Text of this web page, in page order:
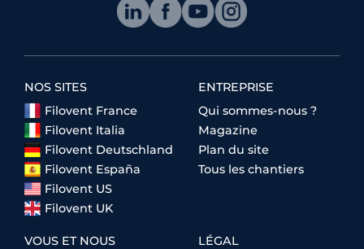
NOS SITES
Filovent France
Filovent Italia
Filovent Deutschland
Filovent España
Filovent US
Filovent UK
ENTREPRISE
Qui sommes-nous ?
Magazine
Plan du site
Tous les chantiers
VOUS ET NOUS
LÉGAL